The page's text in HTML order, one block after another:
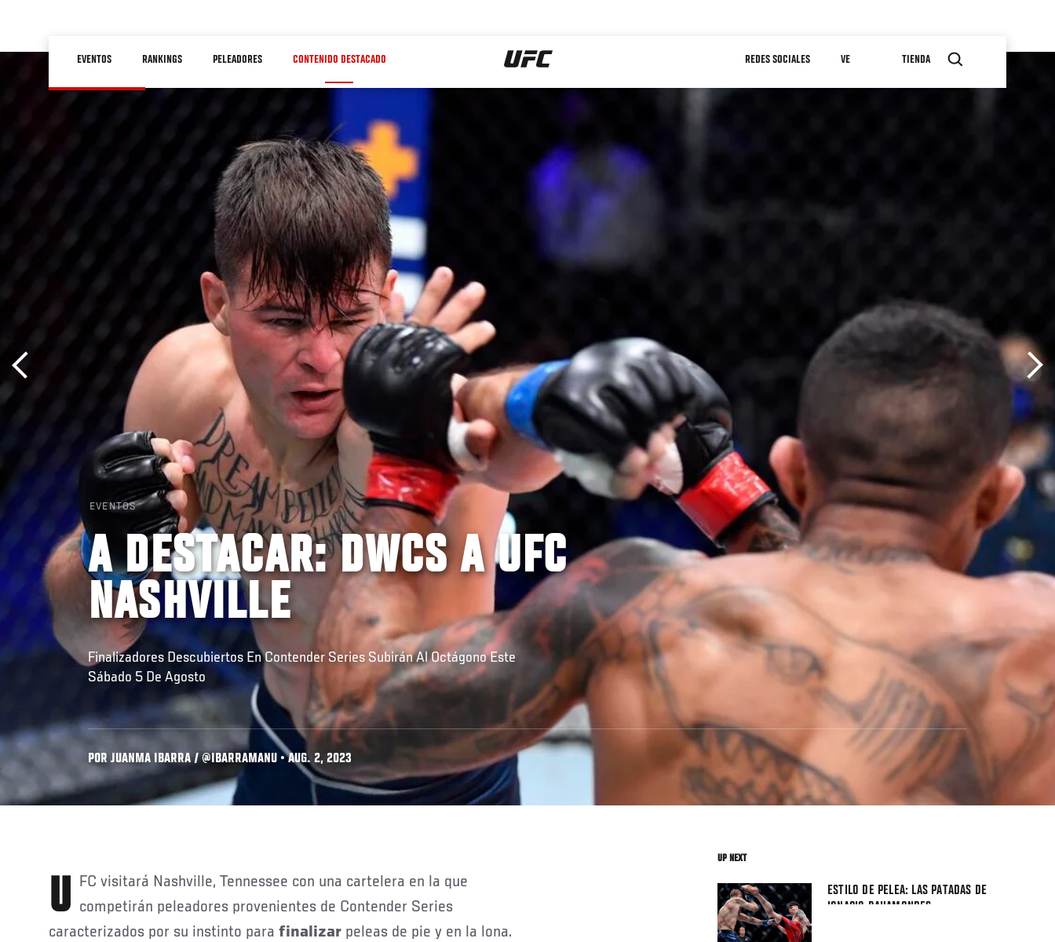
navigation
EVENTOS RANKINGS PELEADORES CONTENIDO DESTACADO REDES SOCIALES VE TIENDA
EVENTOS
A DESTACAR: DWCS A UFC
NASHVILLE
Finalizadores Descubiertos En Contender Series Subirán Al Octágono Este
Sábado 5 De Agosto
POR JUANMA IBARRA / @IBARRAMANU • AUG. 2, 2023
UFC visitará Nashville, Tennessee con una cartelera en la que competirán peleadores provenientes de Contender Series
caracterizados por su instinto para finalizar peleas de pie y en la lona.
UP NEXT
ESTILO DE PELEA: LAS PATADAS DE
IGNACIO BAHAMONDES